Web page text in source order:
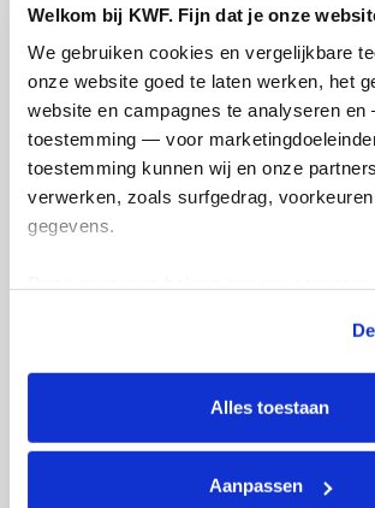
Welkom bij KWF. Fijn dat je onze
We gebruiken cookies en vergelijkbare
onze website goed te laten werken, het
website en campagnes te analyseren
toestemming — voor
toestemming kunnen wij en onze
verwerken, zoals surfgedrag,
gegevens.
tonen. Je kunt je toestemming op elk
intrekken via Cookie instellingen
lijst met cookies is te vinden in het
Alles toestaan
Aanpassen
Actiepagina gemaakt